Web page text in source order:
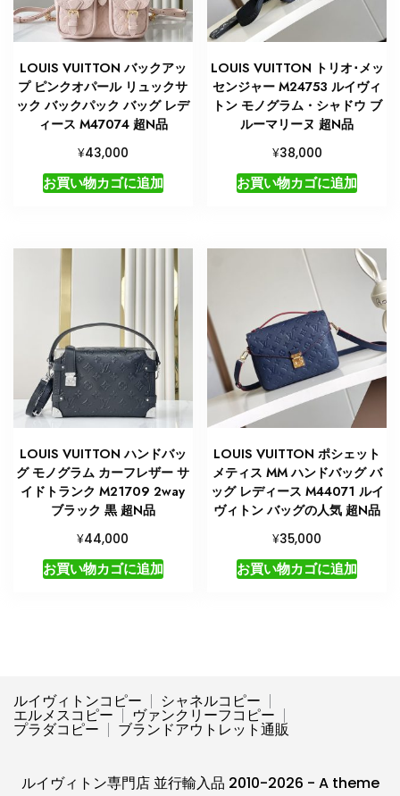
LOUIS VUITTON バックアッ
プ ピンクオパール リュックサ
ック バックパック バッグ レデ
ィース M47074 超N品
¥43,000
お買い物カゴに追加
LOUIS VUITTON トリオ･メッ
センジャー M24753 ルイヴィ
トン モノグラム・シャドウ ブ
ルーマリーヌ 超N品
¥38,000
お買い物カゴに追加
LOUIS VUITTON ハンドバッ
グ モノグラム カーフレザー サ
イドトランク M21709 2way
ブラック 黒 超N品
¥44,000
お買い物カゴに追加
LOUIS VUITTON ポシェット
メティス MM ハンドバッグ バ
ッグ レディース M44071 ルイ
ヴィトン バッグの人気 超N品
¥35,000
お買い物カゴに追加
ルイヴィトンコピー シャネルコピー
エルメスコピー ヴァンクリーフコピー
プラダコピー ブランドアウトレット通販
ルイヴィトン専門店 並行輸入品 2010-2026 - A theme